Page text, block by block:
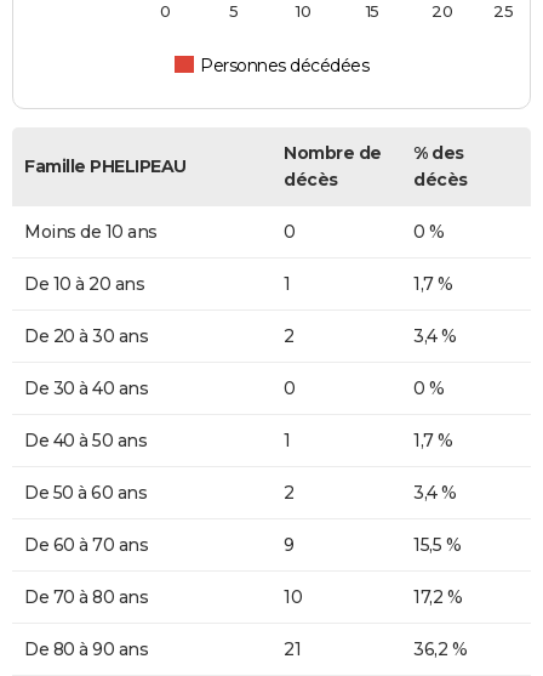
Personnes décédées
0 5 10 15 20 25
Famille PHELIPEAU
Nombre de
décès
% des
décès
Moins de 10 ans 0 0 %
De 10 à 20 ans 1 1,7 %
De 20 à 30 ans 2 3,4 %
De 30 à 40 ans 0 0 %
De 40 à 50 ans 1 1,7 %
De 50 à 60 ans 2 3,4 %
De 60 à 70 ans 9 15,5 %
De 70 à 80 ans 10 17,2 %
De 80 à 90 ans 21 36,2 %